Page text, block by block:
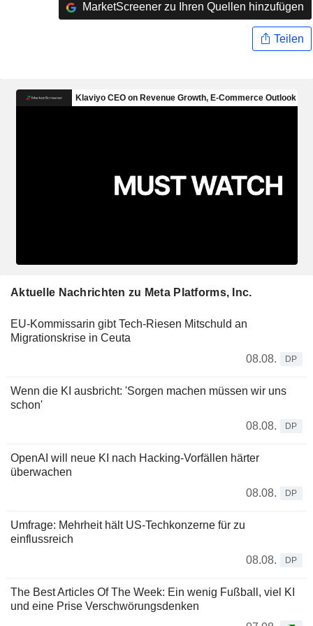
MarketScreener zu Ihren Quellen hinzufügen
Teilen
Aktuelle Nachrichten zu Meta Platforms, Inc.
EU-Kommissarin gibt Tech-Riesen Mitschuld an
Migrationskrise in Ceuta
08.08.
DP
Wenn die KI ausbricht: 'Sorgen machen müssen wir uns
schon'
08.08.
DP
OpenAI will neue KI nach Hacking-Vorfällen härter
überwachen
08.08.
DP
Umfrage: Mehrheit hält US-Techkonzerne für zu
einflussreich
08.08.
DP
The Best Articles Of The Week: Ein wenig Fußball, viel KI
und eine Prise Verschwörungsdenken